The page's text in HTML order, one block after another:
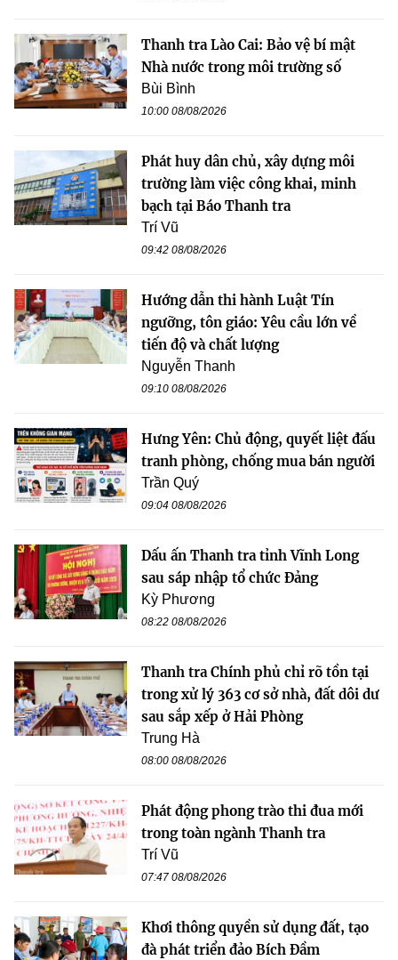
Thanh tra Lào Cai: Bảo vệ bí mật
Nhà nước trong môi trường số
Bùi Bình
10:00 08/08/2026
Phát huy dân chủ, xây dựng môi
trường làm việc công khai, minh
bạch tại Báo Thanh tra
Trí Vũ
09:42 08/08/2026
Hướng dẫn thi hành Luật Tín
ngưỡng, tôn giáo: Yêu cầu lớn về
tiến độ và chất lượng
Nguyễn Thanh
09:10 08/08/2026
Hưng Yên: Chủ động, quyết liệt đấu
tranh phòng, chống mua bán người
Trần Quý
09:04 08/08/2026
Dấu ấn Thanh tra tỉnh Vĩnh Long
sau sáp nhập tổ chức Đảng
Kỳ Phương
08:22 08/08/2026
Thanh tra Chính phủ chỉ rõ tồn tại
trong xử lý 363 cơ sở nhà, đất dôi dư
sau sắp xếp ở Hải Phòng
Trung Hà
08:00 08/08/2026
Phát động phong trào thi đua mới
trong toàn ngành Thanh tra
Trí Vũ
07:47 08/08/2026
Khơi thông quyền sử dụng đất, tạo
đà phát triển đảo Bích Đầm